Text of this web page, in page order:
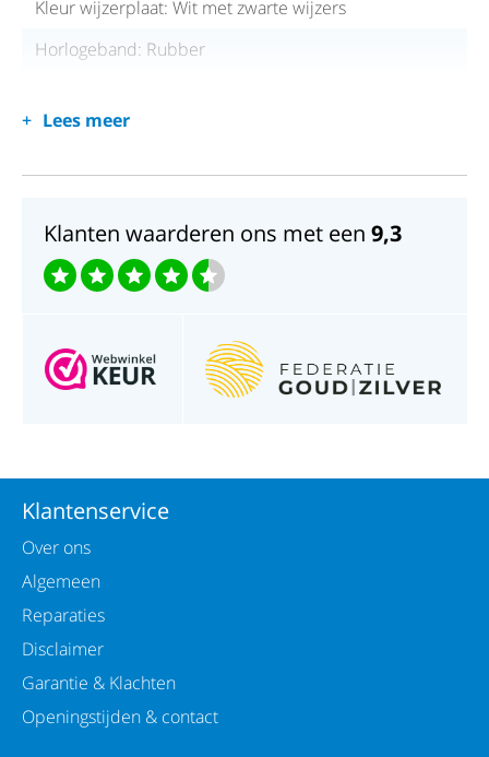
Kleur wijzerplaat: Wit met zwarte wijzers
Horlogeband: Rubber
Waterdichtheid;30 meter
Lees meer
Klanten waarderen ons met een 9,3
Klantenservice
Over ons
Algemeen
Reparaties
Disclaimer
Garantie & Klachten
Openingstijden & contact